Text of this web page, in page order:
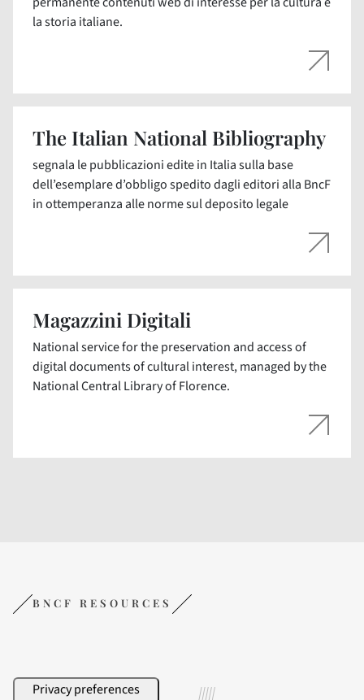
la storia italiane.
The Italian National Bibliography
segnala le pubblicazioni edite in Italia sulla base
dell’esemplare d’obbligo spedito dagli editori alla BncF
in ottemperanza alle norme sul deposito legale
Magazzini Digitali
National service for the preservation and access of
digital documents of cultural interest, managed by the
National Central Library of Florence.
BNCF RESOURCES